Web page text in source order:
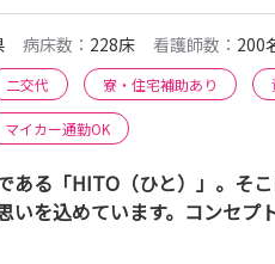
病床数： 228床 看護師数： 200
二交代 寮・住宅補助あり
マイカー通勤OK
ある「HITO（ひと）」。そ
いを込めています。コンセプ